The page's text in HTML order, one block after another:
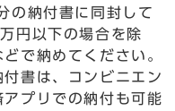
の納付書に同封して
円以下の場合を除
で納めてください。
書は、コンビニエン
プリでの納付も可能